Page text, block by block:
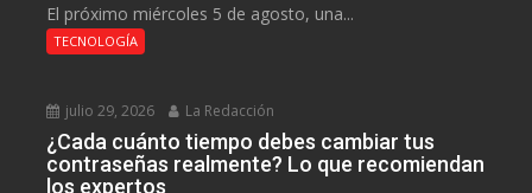
El próximo miércoles 5 de agosto, una...
TECNOLOGÍA
julio 29, 2026 La Redacción
¿Cada cuánto tiempo debes cambiar tus
contraseñas realmente? Lo que recomiendan
los expertos